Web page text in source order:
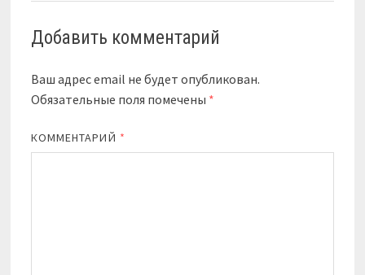
Добавить комментарий
Ваш адрес email не будет опубликован.
Обязательные поля помечены *
КОММЕНТАРИЙ *